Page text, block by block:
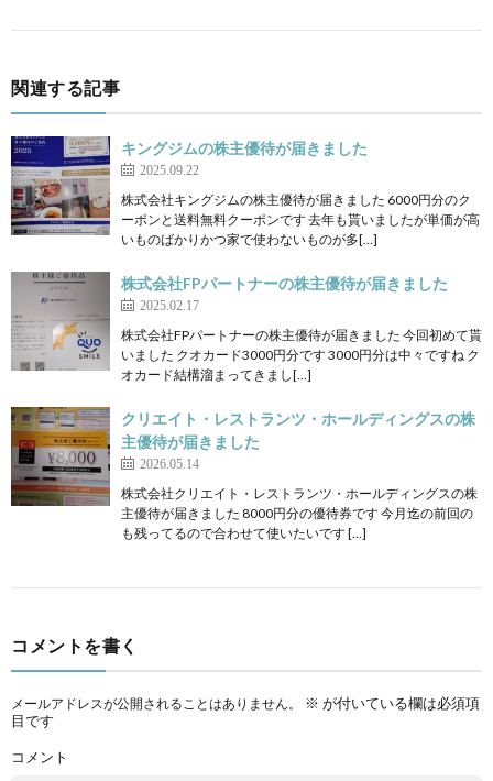
関連する記事
キングジムの株主優待が届きました
2025.09.22
株式会社キングジムの株主優待が届きました 6000円分のク
ーポンと送料無料クーポンです 去年も貰いましたが単価が高
いものばかりかつ家で使わないものが多[…]
株式会社FPパートナーの株主優待が届きました
2025.02.17
株式会社FPパートナーの株主優待が届きました 今回初めて貰
いました クオカード3000円分です 3000円分は中々ですね ク
オカード結構溜まってきまし[…]
クリエイト・レストランツ・ホールディングスの株
主優待が届きました
2026.05.14
株式会社クリエイト・レストランツ・ホールディングスの株
主優待が届きました 8000円分の優待券です 今月迄の前回の
も残ってるので合わせて使いたいです […]
コメントを書く
メールアドレスが公開されることはありません。 ※ が付いている欄は必須項
目です
コメント